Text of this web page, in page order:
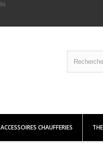
ACCESSOIRES CHAUFFERIES